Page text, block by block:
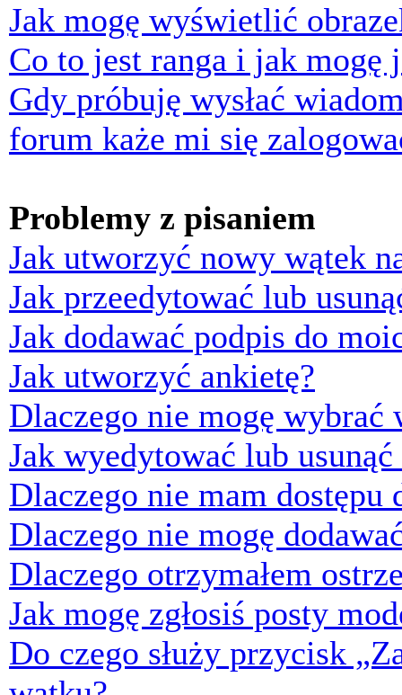
Jak mogę wyświetlić
Co to jest ranga i jak mogę
Gdy próbuję wysłać
forum każe mi się
Problemy z pisaniem
Jak utworzyć nowy wątek
Jak przeedytować lub
Jak dodawać podpis do
Jak utworzyć ankietę?
Dlaczego nie mogę wybrać
Jak wyedytować lub usunąć
Dlaczego nie mam dostępu
Dlaczego nie mogę
Dlaczego otrzymałem
Jak mogę zgłosiś posty
Do czego służy przycisk